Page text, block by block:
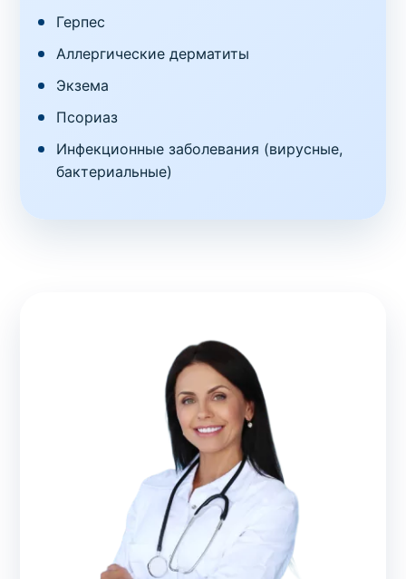
Герпес
Аллергические дерматиты
Экзема
Псориаз
Инфекционные заболевания (вирусные,
бактериальные)